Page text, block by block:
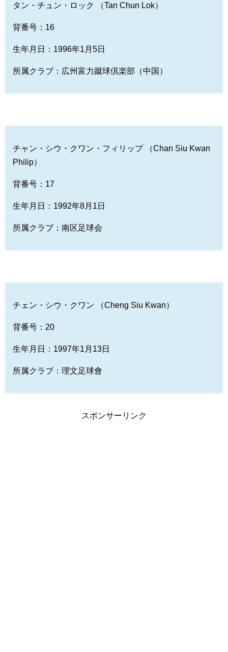
タン・チュン・ロック （Tan Chun Lok）
背番号：16
生年月日：1996年1月5日
所属クラブ：広州富力蹴球倶楽部（中国）
チャン・シウ・クワン・フィリップ （Chan Siu Kwan
Philip）
背番号：17
生年月日：1992年8月1日
所属クラブ：南区足球会
チェン・シウ・クワン （Cheng Siu Kwan）
背番号：20
生年月日：1997年1月13日
所属クラブ：理文足球會
スポンサーリンク